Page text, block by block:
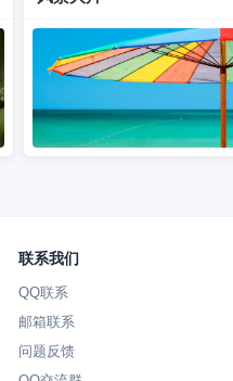
联系我们
QQ联系
邮箱联系
问题反馈